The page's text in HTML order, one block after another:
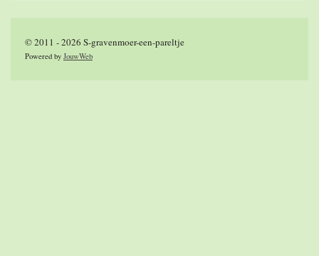
© 2011 - 2026 S-gravenmoer-een-pareltje
Powered by JouwWeb